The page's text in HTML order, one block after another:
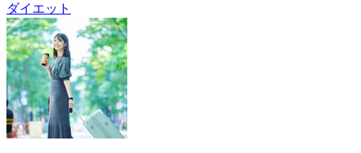
ダイエット